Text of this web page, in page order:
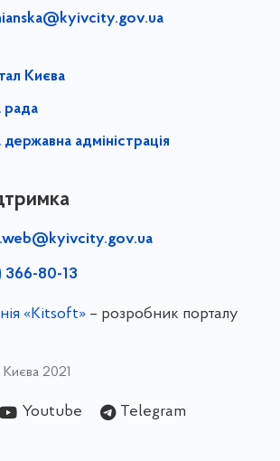
Києва
рада
державна адміністрація
366-80-13
«Kitsoft»– розробник порталу
Києва 2021
Youtube
Telegram